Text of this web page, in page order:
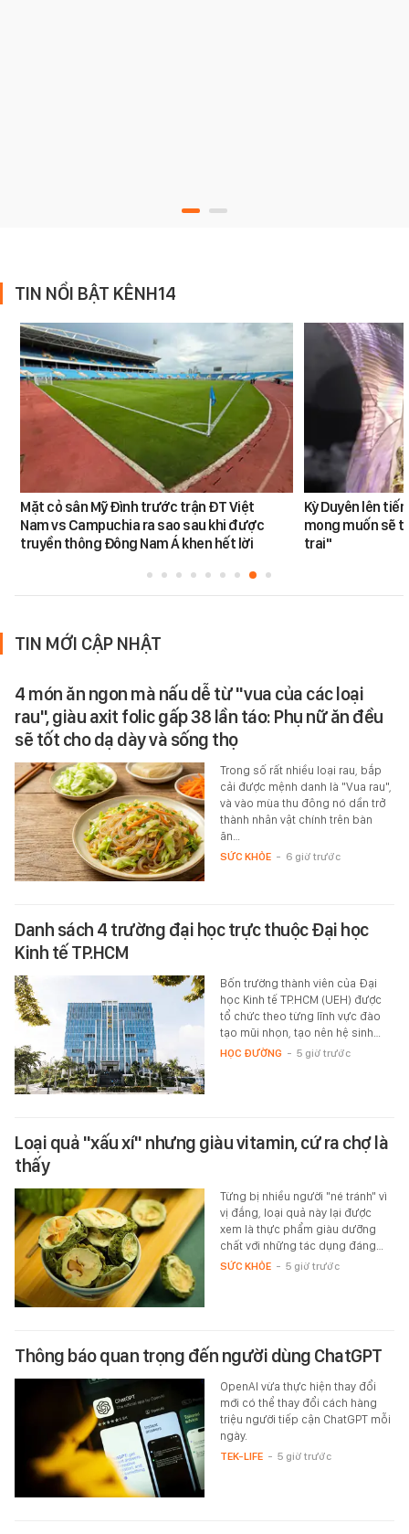
TIN NỔI BẬT KÊNH14
Mặt cỏ sân Mỹ Đình trước trận ĐT Việt
Nam vs Campuchia ra sao sau khi được
truyền thông Đông Nam Á khen hết lời
Kỳ Duyên lên
mong muốn sẽ
trai"
TIN MỚI CẬP NHẬT
4 món ăn ngon mà nấu dễ từ "vua của các loại
rau", giàu axit folic gấp 38 lần táo: Phụ nữ ăn đều
sẽ tốt cho dạ dày và sống thọ
Trong số rất nhiều loại rau, bắp
cải được mệnh danh là "Vua rau",
và vào mùa thu đông nó dần trở
thành nhân vật chính trên bàn
ăn…
SỨC KHỎE - 6 giờ trước
Danh sách 4 trường đại học trực thuộc Đại học
Kinh tế TP.HCM
Bốn trường thành viên của Đại
học Kinh tế TP.HCM (UEH) được
tổ chức theo từng lĩnh vực đào
tạo mũi nhọn, tạo nên hệ sinh…
HỌC ĐƯỜNG - 5 giờ trước
Loại quả "xấu xí" nhưng giàu vitamin, cứ ra chợ là
thấy
Từng bị nhiều người "né tránh" vì
vị đắng, loại quả này lại được
xem là thực phẩm giàu dưỡng
chất với những tác dụng đáng…
SỨC KHỎE - 5 giờ trước
Thông báo quan trọng đến người dùng ChatGPT
OpenAI vừa thực hiện thay đổi
mới có thể thay đổi cách hàng
triệu người tiếp cận ChatGPT mỗi
ngày.
TEK-LIFE - 5 giờ trước